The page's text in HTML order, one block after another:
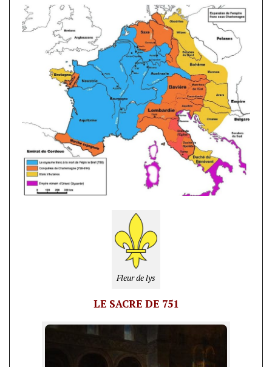
Fleur de lys
LE SACRE DE 751